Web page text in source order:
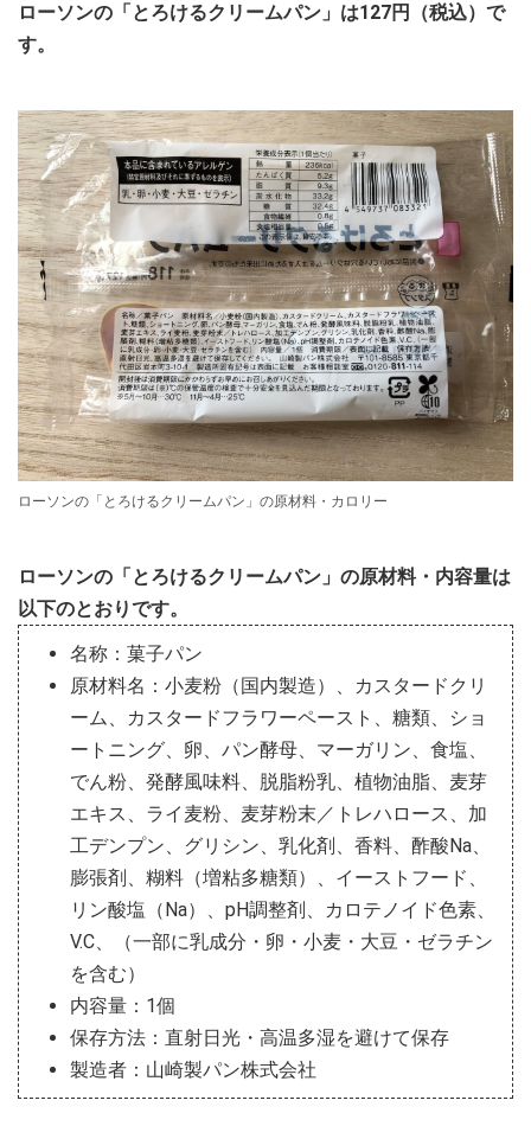
ローソンの「とろけるクリームパン」は127円（税込）で
す。
ローソンの「とろけるクリームパン」の原材料・カロリー
ローソンの「とろけるクリームパン」の原材料・内容量は
以下のとおりです。
名称：菓子パン
原材料名：小麦粉（国内製造）、カスタードクリ
ーム、カスタードフラワーペースト、糖類、ショ
ートニング、卵、パン酵母、マーガリン、食塩、
でん粉、発酵風味料、脱脂粉乳、植物油脂、麦芽
エキス、ライ麦粉、麦芽粉末／トレハロース、加
工デンプン、グリシン、乳化剤、香料、酢酸Na、
膨張剤、糊料（増粘多糖類）、イーストフード、
リン酸塩（Na）、pH調整剤、カロテノイド色素、
V.C、（一部に乳成分・卵・小麦・大豆・ゼラチン
を含む）
内容量：1個
保存方法：直射日光・高温多湿を避けて保存
製造者：山崎製パン株式会社